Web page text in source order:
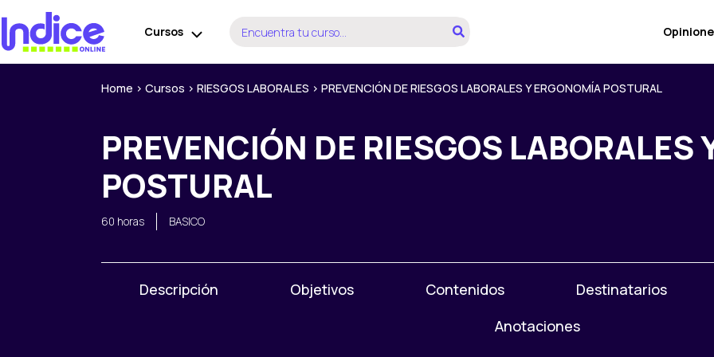
contenido
Cursos
Buscar
por:
Home > Cursos > RIESGOS LABORALES > PREVENCIÓN DE RIESGOS LABORALES Y ERGONOMÍA POSTURAL
PREVENCIÓN DE RIESGOS LABORALES
POSTURAL
60 horas BASICO
Descripción Objetivos Contenidos Destinatarios
Anotaciones